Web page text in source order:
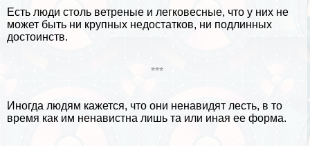
Есть люди столь ветреные и легковесные, что у них не
может быть ни крупных недостатков, ни подлинных
достоинств.
***
Иногда людям кажется, что они ненавидят лесть, в то
время как им ненавистна лишь та или иная ее форма.